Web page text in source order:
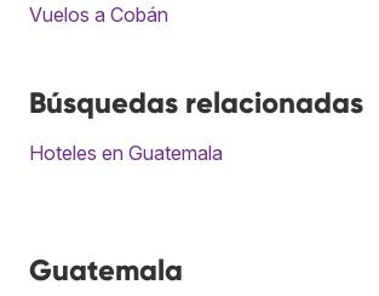
Vuelos a Cobán
Búsquedas relacionadas
Hoteles en Guatemala
Guatemala